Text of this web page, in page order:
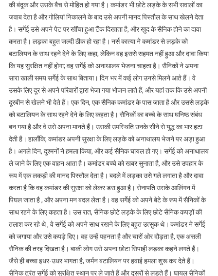
की बंदूक और उसके बैच से मोहित हो गया है। कमांडर भी छोटे लड़के के सभी सवालों का
जवाब देता है और गोलियां निकालने के बाद उसे अपनी मानद पिस्तौल के साथ खेलने देता
है। सर्गेई उसे अपने पेट पर खींचा हुआ टैंक दिखाता है, और खुद के सैनिक होने का दावा
करता है। लड़का बहुत जल्दी ठीक हो रहा है। नर्स कात्या ने कमांडर से लड़के को
बटालियन के साथ रहने देने के लिए कहा, लेकिन वह इससे सहमत नहीं हुआ और दावा किया
कि यह सुरक्षित नहीं होगा; वह सर्गेई को अनाथालय भेजना चाहता है। सैनिकों ने अपना
सारा खाली समय सर्गेई के साथ बिताया। दिन भर में कई लोग उनसे मिलने आते हैं। वे
उसके लिए दूर से अपने परिवारों द्वारा भेजा गया भोजन लाते हैं, और यहां तक ​​कि उसे अपनी
दूरबीन से खेलने भी देते हैं। एक दिन, एक सैनिक कमांडर के पास जाता है और उससे लड़के
को बटालियन के साथ रहने देने के लिए कहता है। सैनिकों का बच्चे के साथ घनिष्ठ संबंध
बन गया है और वे उसे अपना मानते हैं। उसकी उपस्थिति उनके सीने से युद्ध का भार हटा
देती है। हालाँकि, कमांडर अपनी सुरक्षा के लिए लड़के को अनाथालय भेजने पर अड़ा हुआ
है। अगले दिन, दुश्मनों ने हमला किया, और कई सैनिक घायल हो गए। सर्गेई को अनाथालय
ले जाने के लिए एक वाहन आता है। कमांडर बच्चे को खबर सुनाता है, और उसे उपहार के
रूप में एक लकड़ी की मानद पिस्तौल देता है। बदले में लड़का उसे गले लगाता है और दावा
करता है कि वह कमांडर की सुरक्षा को लेकर डरा हुआ है। सेनापति उसके आलिंगन में
पिघल जाता है , और अपना मन बदल लेता है। वह सर्गेई को अपने बेटे के रूप में सैनिकों के
साथ रहने के लिए कहता है। उस रात, सैनिक छोटे लड़के के लिए छोटे सैनिक कपड़ों की
तलाश कर रहे थे , वे सर्गेई को अपने साथ रखने के लिए बहुत उत्सुक थे। कमांडर ने सर्गेई
को जगाया और उसे कपड़े दिए। वह उन्हें पहनता है और चारों ओर दौड़ता है, एक असली
सैनिक की तरह दिखता है। बाकी लोग उसे अपना छोटा सिपाही लड़का कहने लगते हैं।
जैसे ही बच्चा इधर-उधर भागता है, जर्मन बटालियन पर हवाई हमला शुरू कर देते हैं।
सैनिक तुरंत सर्गेई को सुरक्षित स्थान पर ले जाते हैं और दूसरों से लड़ते हैं। घायल सैनिकों